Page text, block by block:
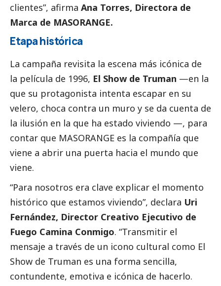
clientes”, afirma Ana Torres, Directora de
Marca de MASORANGE.
Etapa histórica
La campaña revisita la escena más icónica de
la película de 1996, El Show de Truman —en la
que su protagonista intenta escapar en su
velero, choca contra un muro y se da cuenta de
la ilusión en la que ha estado viviendo —, para
contar que MASORANGE es la compañía que
viene a abrir una puerta hacia el mundo que
viene.
“Para nosotros era clave explicar el momento
histórico que estamos viviendo”, declara Uri
Fernández, Director Creativo Ejecutivo de
Fuego Camina Conmigo. “Transmitir el
mensaje a través de un icono cultural como El
Show de Truman es una forma sencilla,
contundente, emotiva e icónica de hacerlo.